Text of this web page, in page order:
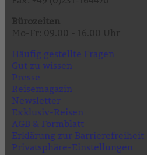
Häufig gestellte Fragen
Gut zu wissen
Presse
Reisemagazin
Newsletter
Exklusiv-Reisen
AGB & Formblatt
Erklärung zur Barrierefreiheit
Privatsphäre-Einstellungen